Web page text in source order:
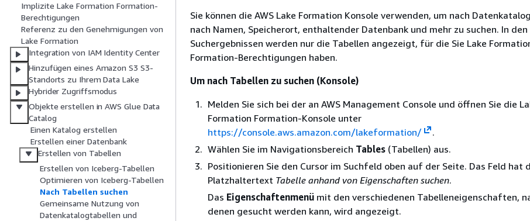
Implizite Lake Formation Formation-
Berechtigungen
Referenz zu den Genehmigungen von
Lake Formation
Integration von IAM Identity Center
Hinzufügen eines Amazon S3 S3-
Standorts zu Ihrem Data Lake
Hybrider Zugriffsmodus
Objekte erstellen in AWS Glue Data
Catalog
Einen Katalog erstellen
Erstellen einer Datenbank
Erstellen von Tabellen
Erstellen von Iceberg-Tabellen
Optimieren von Iceberg-Tabellen
Nach Tabellen suchen
Gemeinsame Nutzung von
Datenkatalogtabellen und
Sie können die AWS Lake Formation Konsole verwenden, um nach
nach Namen, Speicherort, enthaltender Datenbank und mehr zu suchen. In den
Suchergebnissen werden nur die Tabellen angezeigt, für die Sie Lake
Formation-Berechtigungen haben.
Um nach Tabellen zu suchen (Konsole)
Melden Sie sich bei der an AWS Management Console und öffnen Sie die
Formation Formation-Konsole unter
https://console.aws.amazon.com/lakeformation/
.
Wählen Sie im Navigationsbereich Tables (Tabellen) aus.
Positionieren Sie den Cursor im Suchfeld oben auf der Seite. Das Feld hat
Platzhaltertext Tabelle anhand von Eigenschaften suchen.
Das Eigenschaftenmenü mit den verschiedenen Tabelleneigenschaften,
denen gesucht werden kann, wird angezeigt.